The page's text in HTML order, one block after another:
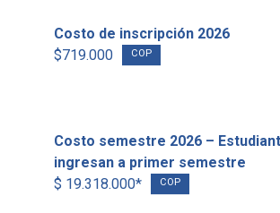
Costo de inscripción 2026
$719.000
COP
Costo semestre 2026 –
ingresan a primer semestre
$ 19.318.000*
COP